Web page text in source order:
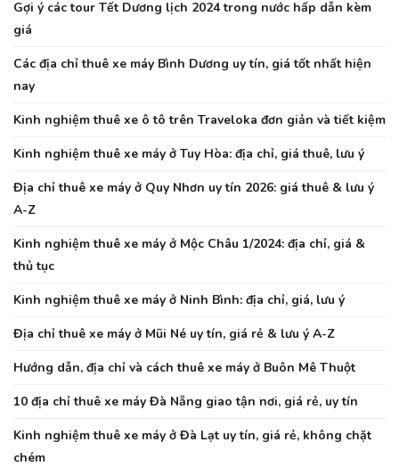
Gợi ý các tour Tết Dương lịch 2024 trong nước hấp dẫn kèm
giá
Các địa chỉ thuê xe máy Bình Dương uy tín, giá tốt nhất hiện
nay
Kinh nghiệm thuê xe ô tô trên Traveloka đơn giản và tiết kiệm
Kinh nghiệm thuê xe máy ở Tuy Hòa: địa chỉ, giá thuê, lưu ý
Địa chỉ thuê xe máy ở Quy Nhơn uy tín 2026: giá thuê & lưu ý
A-Z
Kinh nghiệm thuê xe máy ở Mộc Châu 1/2024: địa chỉ, giá &
thủ tục
Kinh nghiệm thuê xe máy ở Ninh Bình: địa chỉ, giá, lưu ý
Địa chỉ thuê xe máy ở Mũi Né uy tín, giá rẻ & lưu ý A-Z
Hướng dẫn, địa chỉ và cách thuê xe máy ở Buôn Mê Thuột
10 địa chỉ thuê xe máy Đà Nẵng giao tận nơi, giá rẻ, uy tín
Kinh nghiệm thuê xe máy ở Đà Lạt uy tín, giá rẻ, không chặt
chém